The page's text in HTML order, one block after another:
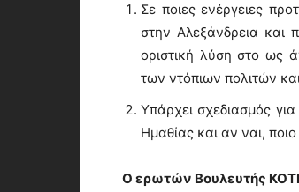
Σε ποιες ενέργειες
στην Αλεξάνδρεια και
οριστική λύση στο ως
των ντόπιων πολιτών
Υπάρχει σχεδιασμός
Ημαθίας και αν ναι,
Ο ερωτών Βουλευτής